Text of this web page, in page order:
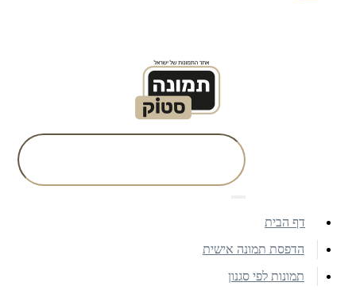
דף הבית
הדפסת תמונה אישית
תמונות לפי סגנון